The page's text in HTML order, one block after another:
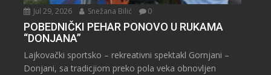
Jul 29, 2026 Snežana Bilić 0
POBEDNIČKI PEHAR PONOVO U RUKAMA
“DONJANA”
Lajkovački sportsko – rekreativni spektakl Gornjani –
Donjani, sa tradicjiom preko pola veka obnovljen